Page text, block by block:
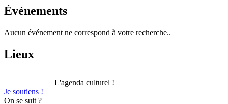
Événements
Aucun événement ne correspond à votre recherche..
Lieux
L'agenda culturel !
Je soutiens !
On se suit ?